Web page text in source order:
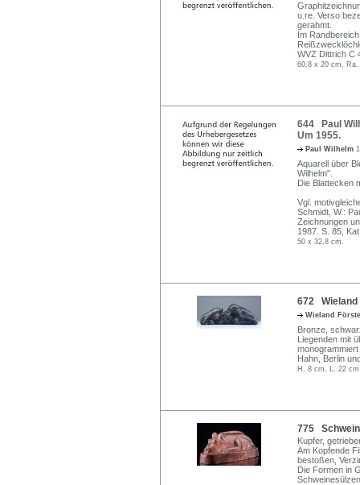
u.re. Verso
gerahmt.
Im
WVZ Dittrich C
60,8 x 20 cm,
644 Paul
Um 1955.
Paul Wilhelm
Aquarell über
Wilhelm".
Die Blattecken
Vgl.
Schmidt, W.:
Zeichnungen
1987. S. 85,
50 x 32,8 cm.
672 Wieland
Wieland
Bronze,
Liegenden mit
Hahn, Berlin
H. 8 cm, L. 22
775
Kupfer,
Am Kopfende
bestoßen,
Die Formen in